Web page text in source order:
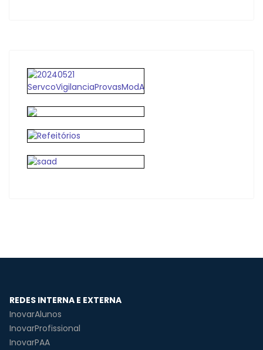
REDES INTERNA E EXTERNA
InovarAlunos
InovarProfissional
InovarPAA